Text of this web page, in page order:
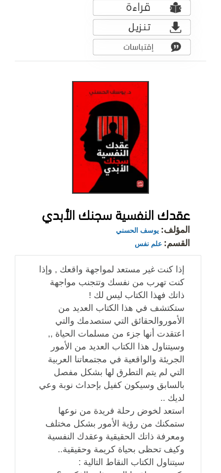
عقدك النفسية سجنك الأبدي
المؤلف: يوسف الحسني
القسم: علم نفس
إذا كنت غير مستعد لمواجهة واقعك , وإذا
كنت تهرب من نفسك وتتجنب مواجهة
ذاتك فهذا الكتاب ليس لك !
ستكتشف في هذا الكتاب العديد من
الأموروالحقائق التي ستصدمك والتي
اعتقدت أنها جزء من مسلمات الحياة ,,
وسيتناول هذا الكتاب العديد من الأمور
الجريئة والواقعية في مجتمعاتنا العربية
التي لم يتم التطرق لها بشكل مفصل
بالسابق وسيكون كفيل بإحداث نوبة وعي
لديك ..
استعد لخوض رحلة فريدة من نوعها
ستمكنك من رؤية الأمور بشكل مختلف
ومعرفة ذاتك الحقيقية وعقدك النفسية
وكيف تحظى بحياة كريمة وحقيقية..
سيتناول الكتاب النقاط التالية :